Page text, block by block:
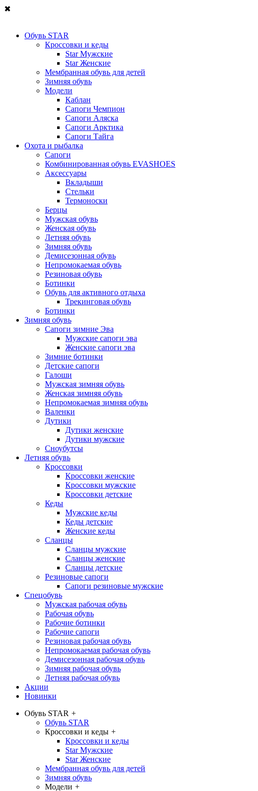
✖
Обувь STAR
Кроссовки и кеды
Star Мужские
Star Женские
Мембранная обувь для детей
Зимняя обувь
Модели
Каблан
Сапоги Чемпион
Сапоги Аляска
Сапоги Арктика
Сапоги Тайга
Охота и рыбалка
Сапоги
Комбинированная обувь EVASHOES
Аксессуары
Вкладыши
Стельки
Термоноски
Берцы
Мужская обувь
Женская обувь
Летняя обувь
Зимняя обувь
Демисезонная обувь
Непромокаемая обувь
Резиновая обувь
Ботинки
Обувь для активного отдыха
Трекинговая обувь
Ботинки
Зимняя обувь
Сапоги зимние Эва
Мужские сапоги эва
Женские сапоги эва
Зимние ботинки
Детские сапоги
Галоши
Мужская зимняя обувь
Женская зимняя обувь
Непромокаемая зимняя обувь
Валенки
Дутики
Дутики женские
Дутики мужские
Сноубутсы
Летняя обувь
Кроссовки
Кроссовки женские
Кроссовки мужские
Кроссовки детские
Кеды
Мужские кеды
Кеды детские
Женские кеды
Сланцы
Сланцы мужские
Сланцы женские
Сланцы детские
Резиновые сапоги
Сапоги резиновые мужские
Спецобувь
Мужская рабочая обувь
Рабочая обувь
Рабочие ботинки
Рабочие сапоги
Резиновая рабочая обувь
Непромокаемая рабочая обувь
Демисезонная рабочая обувь
Зимняя рабочая обувь
Летняя рабочая обувь
Акции
Новинки
Обувь STAR +
Обувь STAR
Кроссовки и кеды +
Кроссовки и кеды
Star Мужские
Star Женские
Мембранная обувь для детей
Зимняя обувь
Модели +